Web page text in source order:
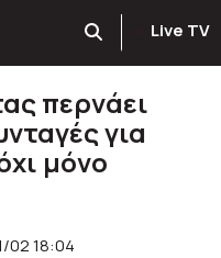
Live TV
περνάει
για
μόνο
02 18:04